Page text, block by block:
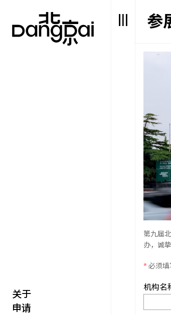
关于
申请
参
文
第九届
办，诚
*必须填
机构名
类，
该
字
段
请
留
空。